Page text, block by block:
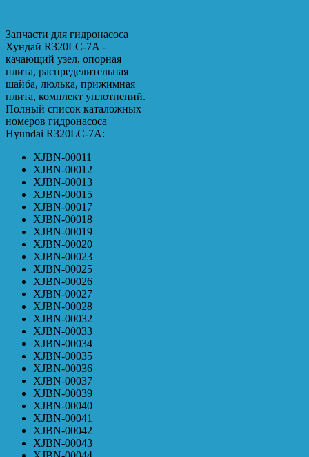
Запчасти для гидронасоса
Хундай R320LC-7A -
качающий узел, опорная
плита, распределительная
шайба, люлька, прижимная
плита, комплект уплотнений.
Полный список каталожных
номеров гидронасоса
Hyundai R320LC-7A:
XJBN-00011
XJBN-00012
XJBN-00013
XJBN-00015
XJBN-00017
XJBN-00018
XJBN-00019
XJBN-00020
XJBN-00023
XJBN-00025
XJBN-00026
XJBN-00027
XJBN-00028
XJBN-00032
XJBN-00033
XJBN-00034
XJBN-00035
XJBN-00036
XJBN-00037
XJBN-00039
XJBN-00040
XJBN-00041
XJBN-00042
XJBN-00043